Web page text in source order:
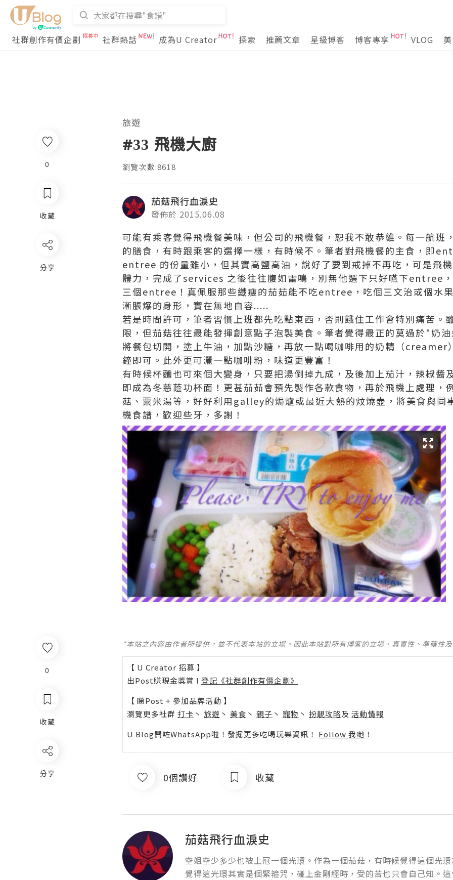
社群創作有價企劃
社群熱話 成為U Creator 探索 推薦文章 星級博客 博客專享 VLOG
0
收藏
分享
旅遊
#33 飛機大廚
瀏覽次數:8618
茄菇飛行血淚史
發佈於 2015.06.08
可能有乘客覺得飛機餐美味，但公司的飛機餐，恕我不敢恭維。每一航班
的膳食，有時跟乘客的選擇一樣，有時候不。筆者對飛機餐的主食，即
entree 的份量雖小，但其實高鹽高油，說好了要到戒掉不再吃，可是飛
體力，完成了services 之後往往腹如雷鳴，別無他選下只好嚥下entree
三個entree！真佩服那些纖瘦的茄茹能不吃entree，吃個三文治或個水
漸脹爆的身形，實在無地自容.....
若是時間許可，筆者習慣上班都先吃點東西，否則餓住工作會特別痛苦。
限，但茄菇往往最能發揮創意點子泡製美食。筆者覺得最正的莫過於"奶
將餐包切開，塗上牛油，加點沙糖，再放一點喝咖啡用的奶精（creamer
鐘即可。此外更可灑一點咖啡粉，味道更豐富！
有時候杯麵也可來個大變身，只要把湯倒掉九成，及後加上茄汁，辣椒醬
即成為冬慈蔭功杯面！更甚茄茹會預先製作各款食物，再於飛機上處理，
菇、粟米湯等，好好利用galley的焗爐或最近大熱的炆燒壺，將美食與同
機食譜，歡迎些牙，多謝！
*本站之內容由作者所提供，並不代表本站的立場。因此本站對所有博客的立場、真實性、準確性
【 U Creator 招募 】
出Post賺現金獎賞 l 登記《社群創作有價企劃》
【 睇Post + 參加品牌活動 】
瀏覽更多社群 打卡 丶 旅遊 丶 美食 丶 親子 丶 寵物 丶 扮靚攻略及 活動情報
U Blog開咗WhatsApp啦！發掘更多吃喝玩樂資訊！ Follow 我哋 ！
0個讚好 收藏
茄菇飛行血淚史
空姐空少多少也被上冠一個光環。作為一個茄菇，有時候覺得這個光
覺得這光環其實是個緊箍咒，碰上金剛經時，受的苦也只會自己知。
0
收藏
分享